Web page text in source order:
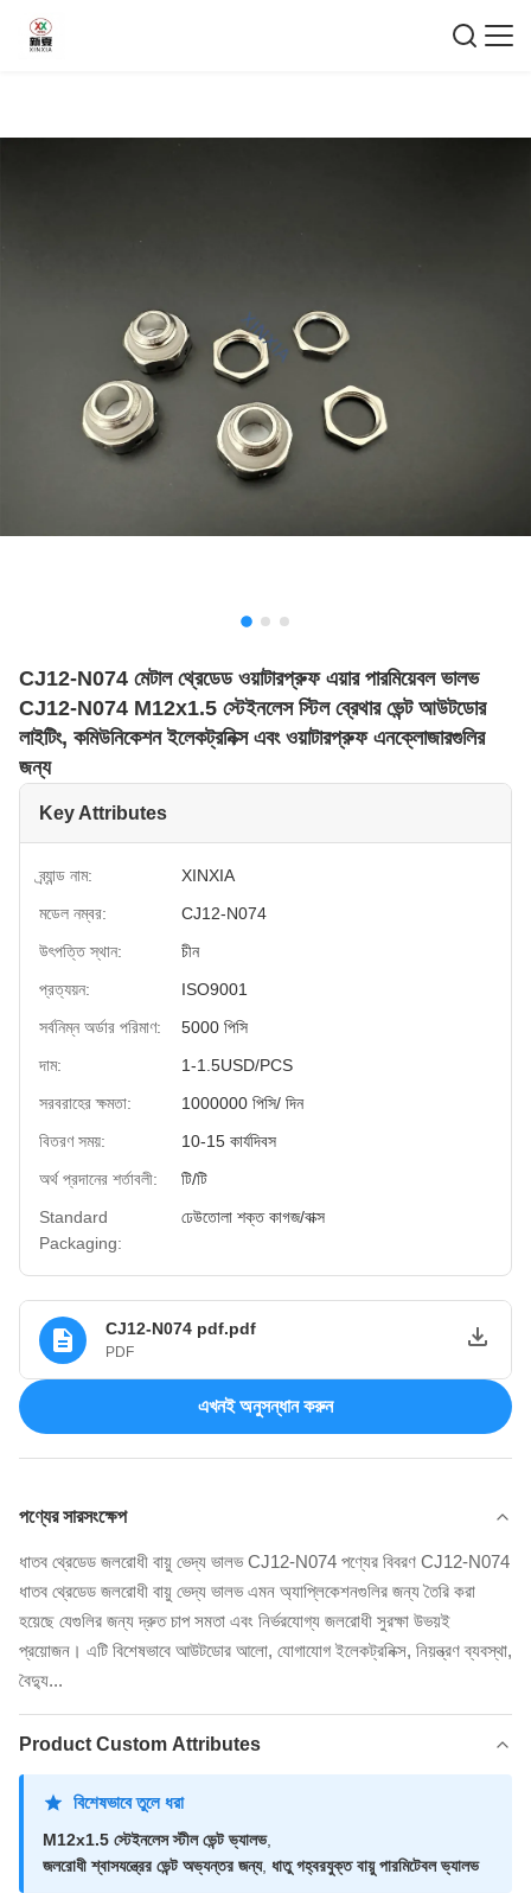
CJ12-N074 মেটাল থ্রেডেড ওয়াটারপ্রুফ এয়ার পারমিয়েবল ভালভ
CJ12-N074 M12x1.5 স্টেইনলেস স্টিল ব্রেথার ভেন্ট আউটডোর
লাইটিং, কমিউনিকেশন ইলেকট্রনিক্স এবং ওয়াটারপ্রুফ এনক্লোজারগুলির
জন্য
Key Attributes
ব্র্যান্ড নাম:
XINXIA
মডেল নম্বর:
CJ12-N074
উৎপত্তি স্থান:
চীন
প্রত্যয়ন:
ISO9001
সর্বনিম্ন অর্ডার পরিমাণ:
5000 পিসি
দাম:
1-1.5USD/PCS
সরবরাহের ক্ষমতা:
1000000 পিসি/ দিন
বিতরণ সময়:
10-15 কার্যদিবস
অর্থ প্রদানের শর্তাবলী:
টি/টি
Standard
Packaging:
ঢেউতোলা শক্ত কাগজ/বাক্স
CJ12-N074 pdf.pdf
PDF
এখনই অনুসন্ধান করুন
পণ্যের সারসংক্ষেপ
ধাতব থ্রেডেড জলরোধী বায়ু ভেদ্য ভালভ CJ12-N074 পণ্যের বিবরণ CJ12-N074
ধাতব থ্রেডেড জলরোধী বায়ু ভেদ্য ভালভ এমন অ্যাপ্লিকেশনগুলির জন্য তৈরি করা
হয়েছে যেগুলির জন্য দ্রুত চাপ সমতা এবং নির্ভরযোগ্য জলরোধী সুরক্ষা উভয়ই
প্রয়োজন। এটি বিশেষভাবে আউটডোর আলো, যোগাযোগ ইলেকট্রনিক্স, নিয়ন্ত্রণ ব্যবস্থা,
বৈদ্যু...
Product Custom Attributes
বিশেষভাবে তুলে ধরা
M12x1.5 স্টেইনলেস স্টীল ভেন্ট ভ্যালভ,
জলরোধী শ্বাসযন্ত্রের ভেন্ট অভ্যন্তর জন্য, ধাতু গহ্বরযুক্ত বায়ু পারমিটেবল ভ্যালভ